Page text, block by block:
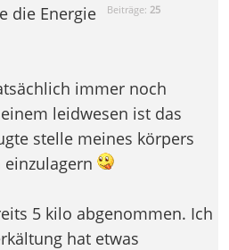
Beiträge: 25
die Energie
immer noch
leidwesen ist das
stelle meines körpers
5 kilo abgenommen. Ich
hat etwas